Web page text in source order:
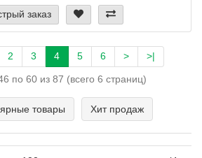
заказ
2 3 4 5 6 > >|
по 60 из 87 (всего 6 страниц)
товары Хит продаж